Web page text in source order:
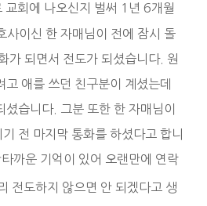
교회에 나오신지 벌써 1년 6개월
사이신 한 자매님이 전에 잠시 돌
가 되면서 전도가 되셨습니다. 원
고 애를 쓰던 친구분이 계셨는데
셨습니다. 그분 또한 한 자매님이
전 마지막 통화를 하셨다고 합니
까운 기억이 있어 오랜만에 연락
전도하지 않으면 안 되겠다고 생